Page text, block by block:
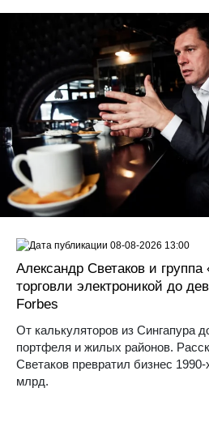
Александр Светаков и
торговли электроникой до
Forbes
От калькуляторов из Сингапура
портфеля и жилых районов.
Светаков превратил бизнес
млрд.
08-08-2026 13:00